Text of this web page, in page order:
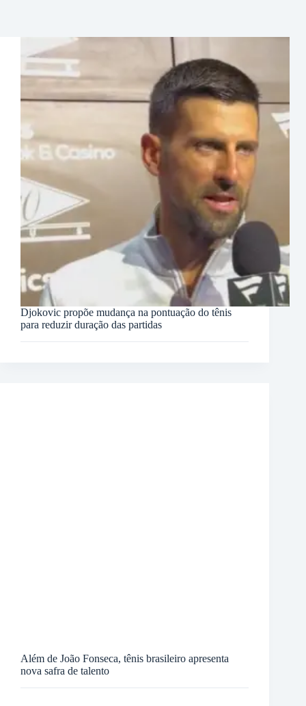
Djokovic propõe mudança na pontuação do tênis
para reduzir duração das partidas
Além de João Fonseca, tênis brasileiro apresenta
nova safra de talento